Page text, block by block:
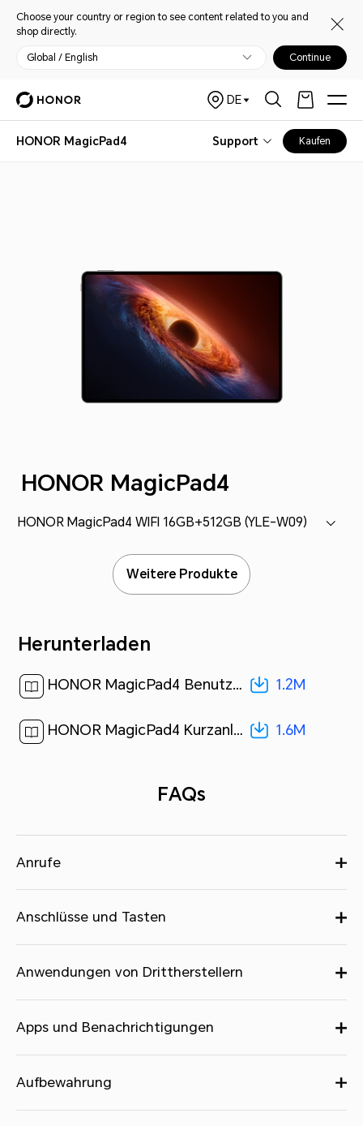
Choose your country or region to see content related to you and
shop directly.
Global / English Continue
DE
HONOR MagicPad4 Support Kaufen
HONOR MagicPad4
HONOR MagicPad4 WIFI 16GB+512GB (YLE-W09)
Weitere Produkte
Herunterladen
HONOR MagicPad4 Benutzerhandbuch-(MagicOS 10_01,de)[ 1.2M ] 1.2M
HONOR MagicPad4 Kurzanleitung-(Magic OS 10.0_01,YLE-W09,de)[ 1.6M ] 1.6M
FAQs
Anrufe
Anschlüsse und Tasten
Anwendungen von Drittherstellern
Apps und Benachrichtigungen
Aufbewahrung